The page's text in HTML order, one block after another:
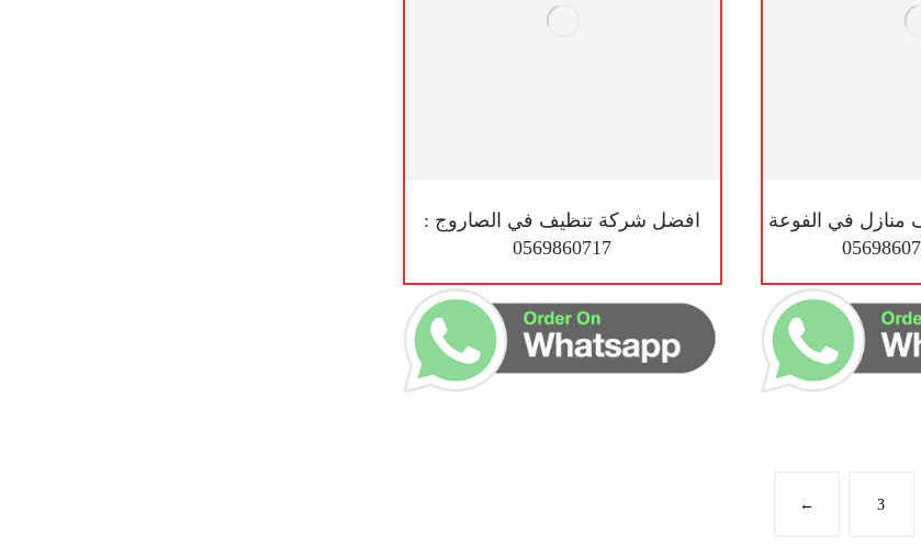
في الفوعة
افضل شركة تنظيف في الصاروج :
0569860717
3
←